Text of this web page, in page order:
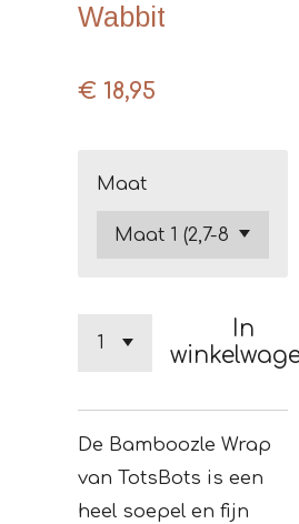
Wabbit
€ 18,95
Maat
In
De Bamboozle Wrap
van TotsBots is een
heel soepel en fijn